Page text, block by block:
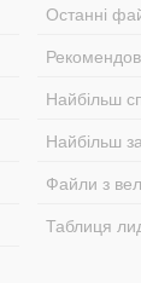
Останні
Найбільш
Найбільш
Файли з
Таблиця